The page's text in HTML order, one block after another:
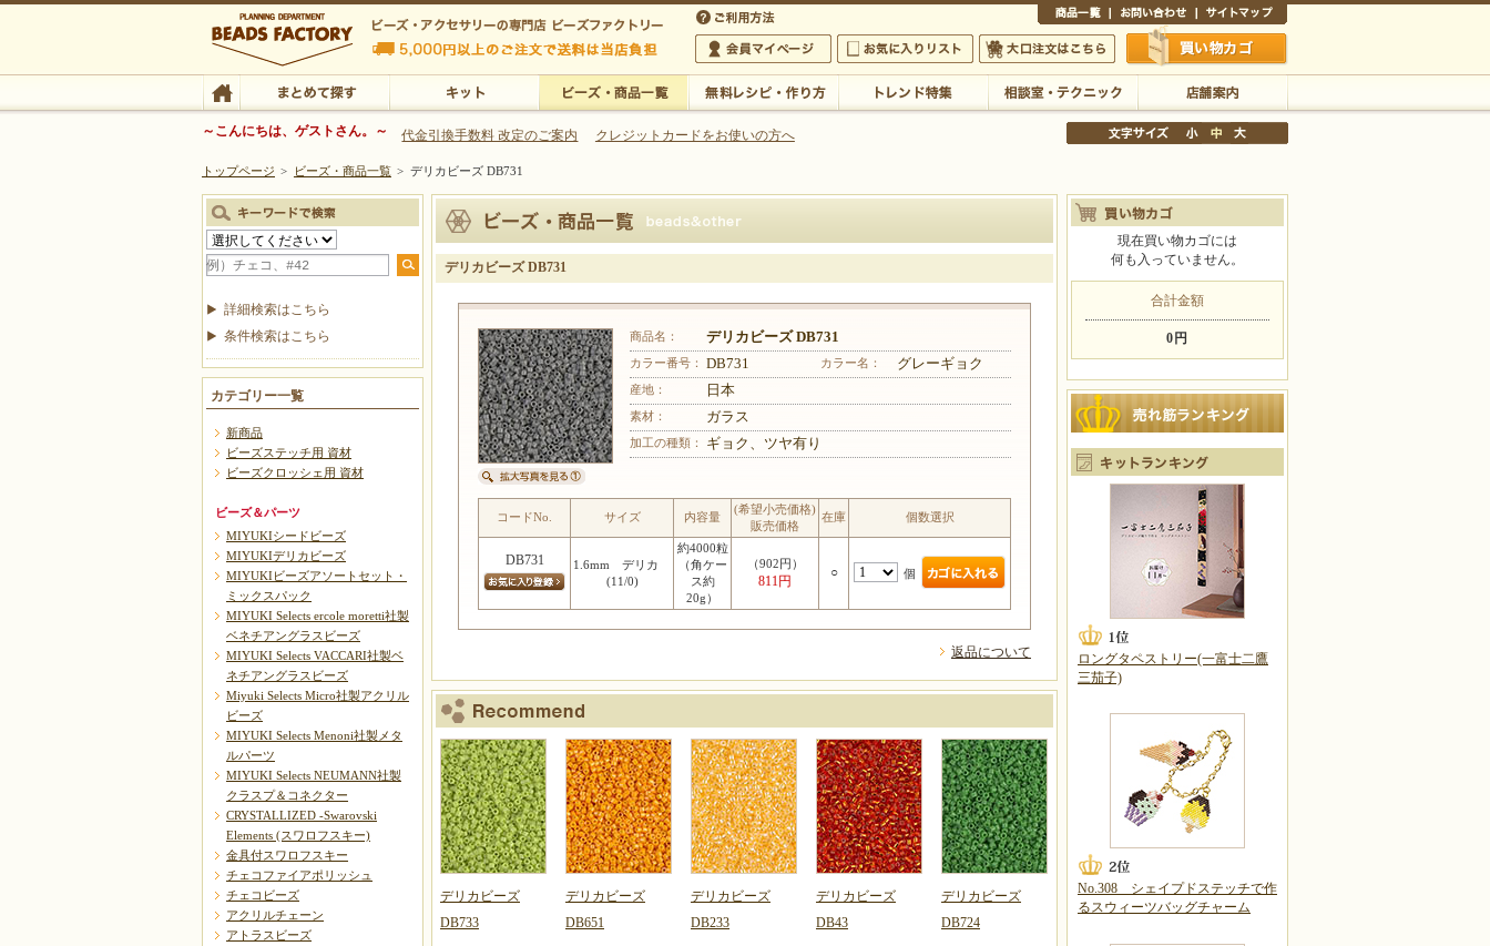
ビーズファクトリー ビーズ・パーツ・金具など・アクセサリーの専門店
ビーズ・アクセサリーの専門店 ビーズファクトリー 5,000円以上のご注文で送料は当店が負担いたします
ビーズ・アクセサリーの専門店 ビーズファクトリー 5,000円以上のご注文で送料は当店が負担いたします
会員マイページ
お気に入りリスト 大口注文はこちら 買い物かご
TOP まとめて探す 店舗案内
～こんにちは、ゲストさん。～ 代金引換手数料 改定のご案内 クレジットカードをお使いの方へ
トップページ > ビーズ・商品一覧 > デリカビーズ DB731
デリカビーズ DB731
商品名： デリカビーズ DB731
カラー番号： DB731 カラー名： グレーギョク
産地： 日本
素材： ガラス
加工の種類： ギョク、ツヤ有り
コードNo. サイズ 内容量
(希望小売価格)
販売価格
在庫 個数選択
DB731
1.6mm デリカ
(11/0)
約4000粒
（角ケー
ス約
20g）
（902円）
811円
○ 個
返品について
デリカビーズ
DB733
デリカビーズ
DB651
デリカビーズ
DB233
デリカビーズ
DB43
デリカビーズ
DB724
詳細検索はこちら
条件検索はこちら
カテゴリー一覧
新商品
ビーズステッチ用 資材
ビーズクロッシェ用 資材
ビーズ＆パーツ
MIYUKIシードビーズ
MIYUKIデリカビーズ
MIYUKIビーズアソートセット・
ミックスパック
MIYUKI Selects ercole moretti社製
ベネチアングラスビーズ
MIYUKI Selects VACCARI社製ベ
ネチアングラスビーズ
Miyuki Selects Micro社製アクリル
ビーズ
MIYUKI Selects Menoni社製メタ
ルパーツ
MIYUKI Selects NEUMANN社製
クラスプ＆コネクター
CRYSTALLIZED -Swarovski
Elements (スワロフスキー)
金具付スワロフスキー
チェコファイアポリッシュ
チェコビーズ
アクリルチェーン
アトラスビーズ
現在買い物カゴには
何も入っていません。
合計金額
0円
ロングタペストリー(一富士二鷹
三茄子)
No.308 シェイプドステッチで作
るスウィーツバッグチャーム